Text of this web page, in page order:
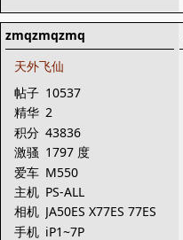
zmqzmqzmq
天外飞仙
帖子 10537
精华 2
积分 43836
激骚 1797 度
爱车 M550
主机 PS-ALL
相机 JA50ES X77ES 77ES
DZ555 846
手机 iP1~7P